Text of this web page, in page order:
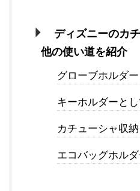
ディズニーのカ
他の使い道を紹介
グローブホルダ
キーホルダーとし
カチューシャ収
エコバッグホル